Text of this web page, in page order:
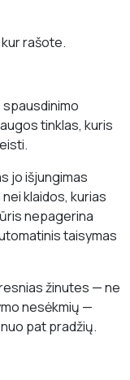
rašote.
tinklas, kuris
jo išjungimas
klaidos, kurias
nepagerina
taisymas
žinutes — ne
nesėkmių —
pat pradžių.